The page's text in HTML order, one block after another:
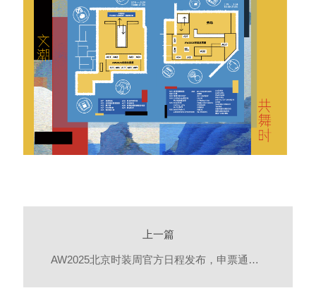
上一篇
AW2025北京时装周官方日程发布，申票通道同步开启！